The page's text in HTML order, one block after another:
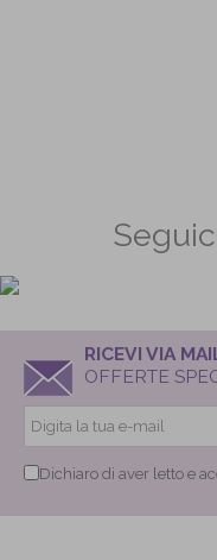
RICEVI VIA
OFFERTE
Dichiaro di aver letto e